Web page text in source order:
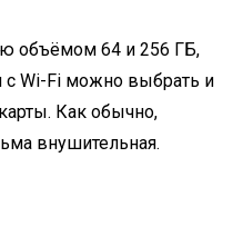
объёмом 64 и 256 ГБ,
Wi-Fi можно выбрать и
Как обычно,
внушительная.